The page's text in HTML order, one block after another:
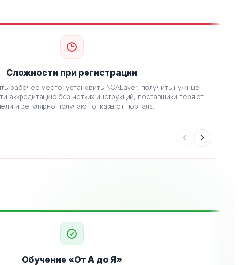
Сложности при регистрации
рабочее место, установить NCALayer, получить нужные
аккредитацию без четких инструкций, поставщики теряют
и регулярно получают отказы от портала.
Обучение «От А до Я»